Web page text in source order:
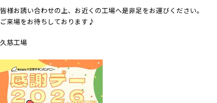
皆様お誘い合わせの上、お近くの工場へ是非足をお運びください。
ご来場をお待ちしております♪
久慈工場